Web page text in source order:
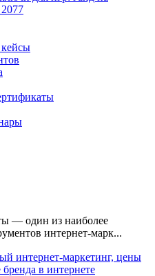
— один из наиболее
интернет-марк...
интернет-маркетинг, цены
в интернете